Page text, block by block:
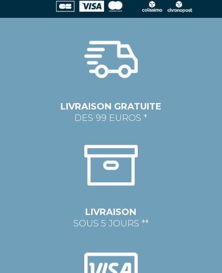
LIVRAISON GRATUITE
DES 99 EUROS *
LIVRAISON
SOUS 5 JOURS **